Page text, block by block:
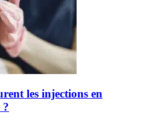
les injections en
?